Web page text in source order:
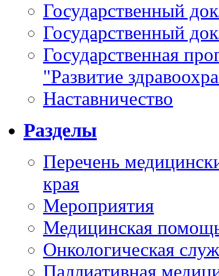
Государственный
Государственный
Государственная
"Развитие
Наставничество
Разделы
Перечень
края
Мероприятия
Медицинская
Онкологическая
Паллиативная